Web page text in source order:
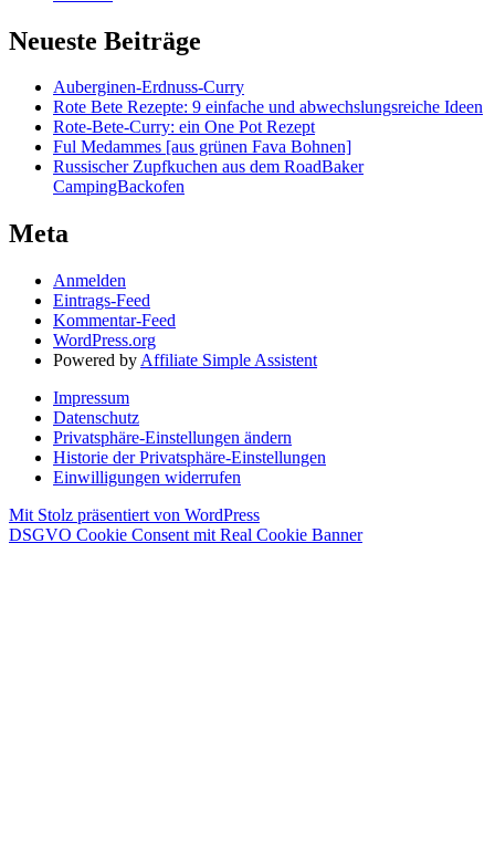
Neueste Beiträge
Auberginen-Erdnuss-Curry
Rote Bete Rezepte: 9 einfache und abwechslungsreiche Ideen
Rote-Bete-Curry: ein One Pot Rezept
Ful Medammes [aus grünen Fava Bohnen]
Russischer Zupfkuchen aus dem RoadBaker
CampingBackofen
Meta
Anmelden
Eintrags-Feed
Kommentar-Feed
WordPress.org
Powered by Affiliate Simple Assistent
Impressum
Datenschutz
Privatsphäre-Einstellungen ändern
Historie der Privatsphäre-Einstellungen
Einwilligungen widerrufen
Mit Stolz präsentiert von WordPress
DSGVO Cookie Consent mit Real Cookie Banner